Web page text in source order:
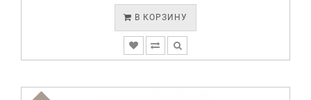
В КОРЗИНУ